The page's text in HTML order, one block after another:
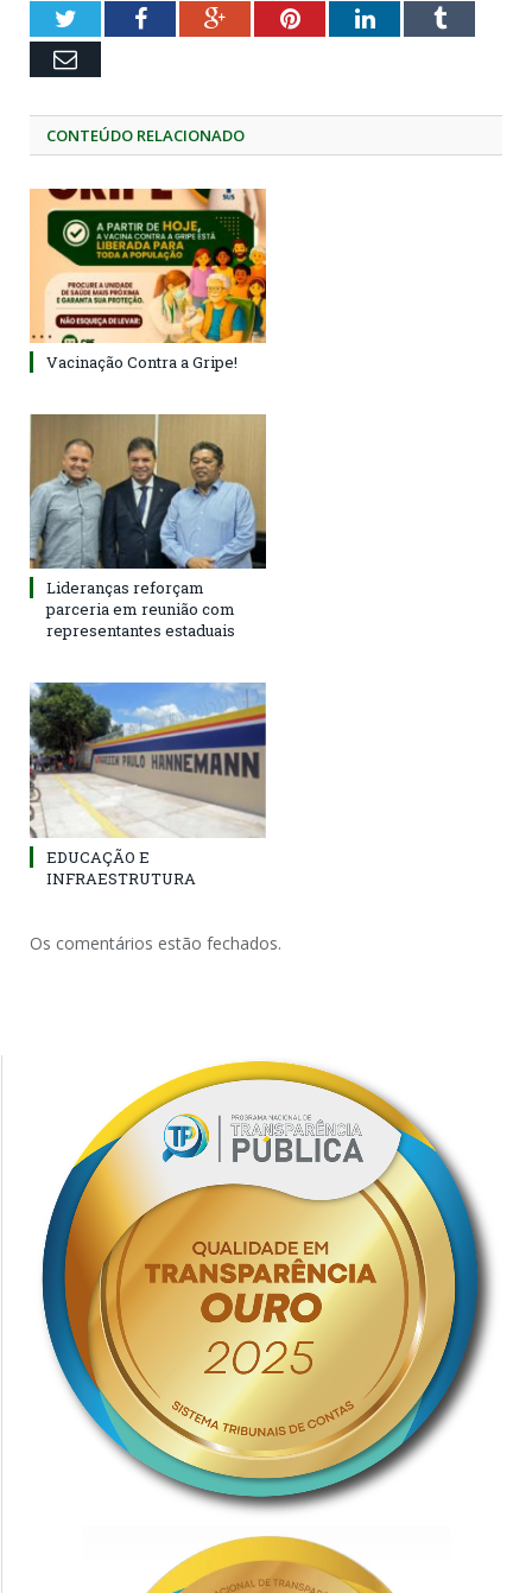
TwitterFacebookGoogle+PinterestLinkedInTumblr
Email
CONTEÚDO RELACIONADO
Vacinação Contra a Gripe!
Lideranças reforçam
parceria em reunião com
representantes estaduais
EDUCAÇÃO E
INFRAESTRUTURA
Os comentários estão fechados.